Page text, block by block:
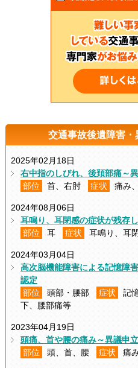
交通事故後遺障害・
2025年02月18日
右中指のしびれ、後頚部痛～
部位
首、右肘 症状 痛み
2024年08月06日
耳鳴り、耳閉感の症状が残存
部位
耳 症状 耳鳴り、耳
2024年03月04日
高次脳機能障害による記憶障
認定
部位
頭部・腰部 症状
記
下、腰部痛等
2023年04月19日
頭痛、首や腰の痛み～異議申
部位
頭、首、腰 症状 痛